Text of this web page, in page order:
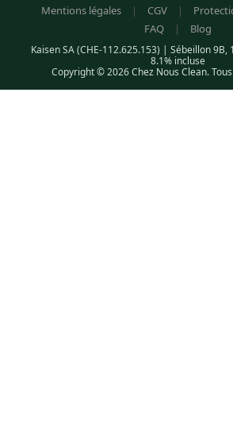
Mentions légales | CGV |
FAQ
| Blog
Kaisen SA (CHE-112.625.153) | Sébeillon 9B,
8.1% incluse
Copyright © 2026 Chez Nous Clean.